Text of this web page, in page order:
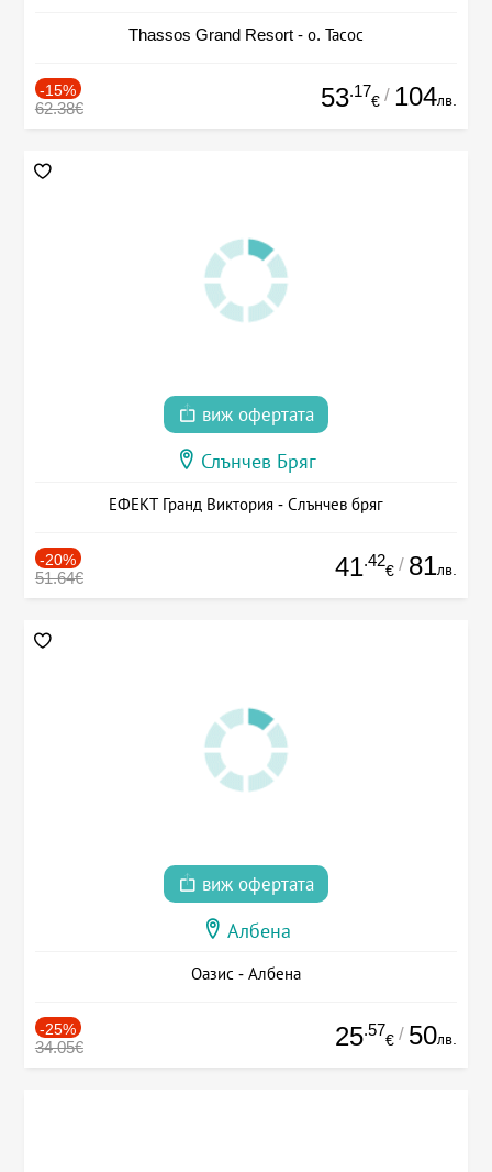
Thassos Grand Resort - о. Тасос
-15%
62.38€ 53.17
€ / 104лв.
виж офертата
Слънчев Бряг
ЕФЕКТ Гранд Виктория - Слънчев бряг
-20%
51.64€ 41.42
€ / 81лв.
виж офертата
Албена
Оазис - Албена
-25%
34.05€ 25.57
€ / 50лв.